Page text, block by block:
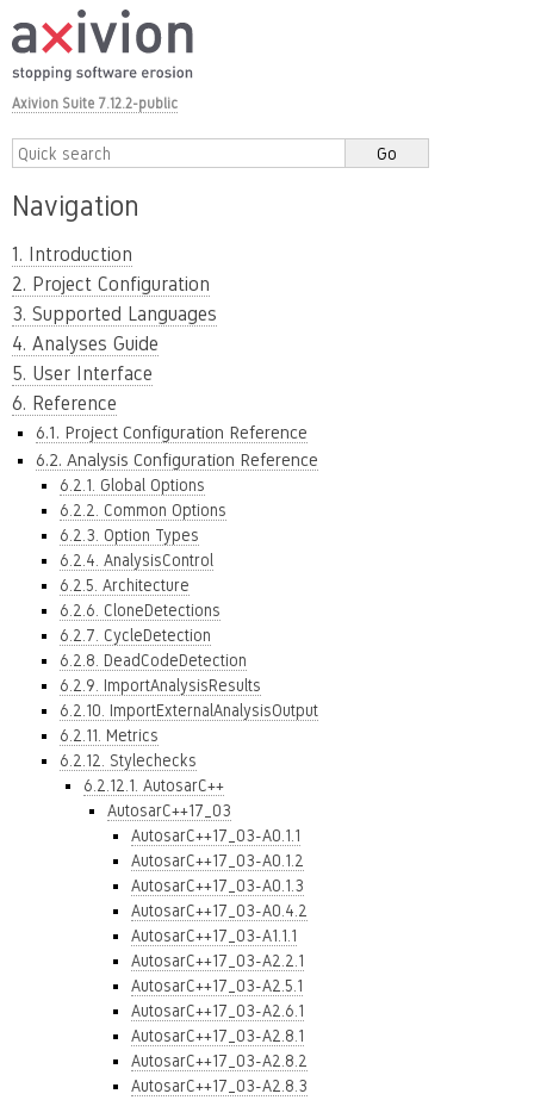
Axivion Suite 7.12.2-public
Navigation
1. Introduction
2. Project Configuration
3. Supported Languages
4. Analyses Guide
5. User Interface
6. Reference
6.1. Project Configuration Reference
6.2. Analysis Configuration Reference
6.2.1. Global Options
6.2.2. Common Options
6.2.3. Option Types
6.2.4. AnalysisControl
6.2.5. Architecture
6.2.6. CloneDetections
6.2.7. CycleDetection
6.2.8. DeadCodeDetection
6.2.9. ImportAnalysisResults
6.2.10. ImportExternalAnalysisOutput
6.2.11. Metrics
6.2.12. Stylechecks
6.2.12.1. AutosarC++
AutosarC++17_03
AutosarC++17_03-A0.1.1
AutosarC++17_03-A0.1.2
AutosarC++17_03-A0.1.3
AutosarC++17_03-A0.4.2
AutosarC++17_03-A1.1.1
AutosarC++17_03-A2.2.1
AutosarC++17_03-A2.5.1
AutosarC++17_03-A2.6.1
AutosarC++17_03-A2.8.1
AutosarC++17_03-A2.8.2
AutosarC++17_03-A2.8.3